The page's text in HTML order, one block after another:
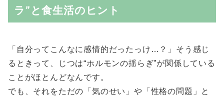
ラ”と食生活のヒント
「自分ってこんなに感情的だったっけ…？」そう感じ
るときって、じつは“ホルモンの揺らぎ”が関係している
ことがほとんどなんです。
でも、それをただの「気のせい」や「性格の問題」と